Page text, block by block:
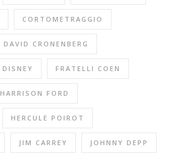
CORTOMETRAGGIO
DAVID CRONENBERG
DISNEY FRATELLI COEN
HARRISON FORD
HERCULE POIROT
JIM CARREY JOHNNY DEPP